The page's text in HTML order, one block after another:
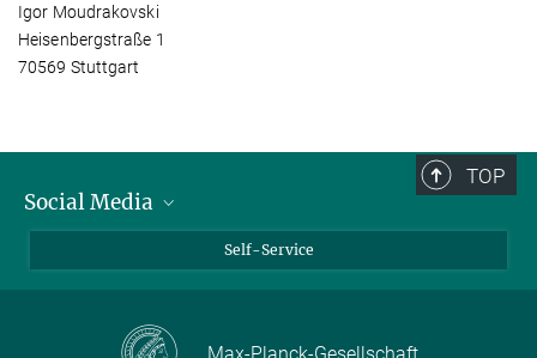
Igor Moudrakovski
Heisenbergstraße 1
70569 Stuttgart
TOP
Social Media
Self-Service